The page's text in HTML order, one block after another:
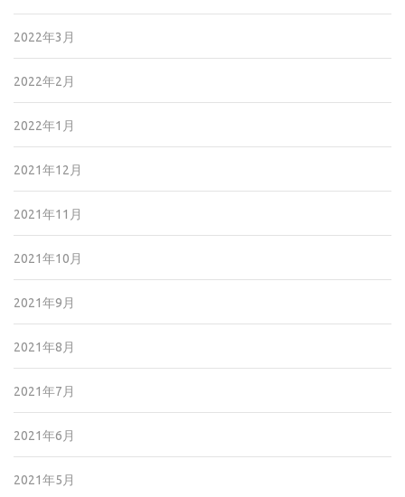
2022年3月
2022年2月
2022年1月
2021年12月
2021年11月
2021年10月
2021年9月
2021年8月
2021年7月
2021年6月
2021年5月